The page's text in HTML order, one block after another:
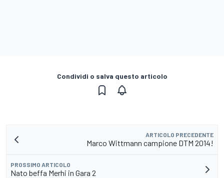
Condividi o salva questo articolo
ARTICOLO PRECEDENTE
Marco Wittmann campione DTM 2014!
PROSSIMO ARTICOLO
Nato beffa Merhi in Gara 2